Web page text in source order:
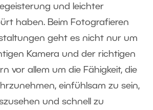
und leichter
haben. Beim Fotografieren
geht es nicht nur um
Kamera und der richtigen
vor allem um die Fähigkeit, die
einfühlsam zu sein,
und schnell zu